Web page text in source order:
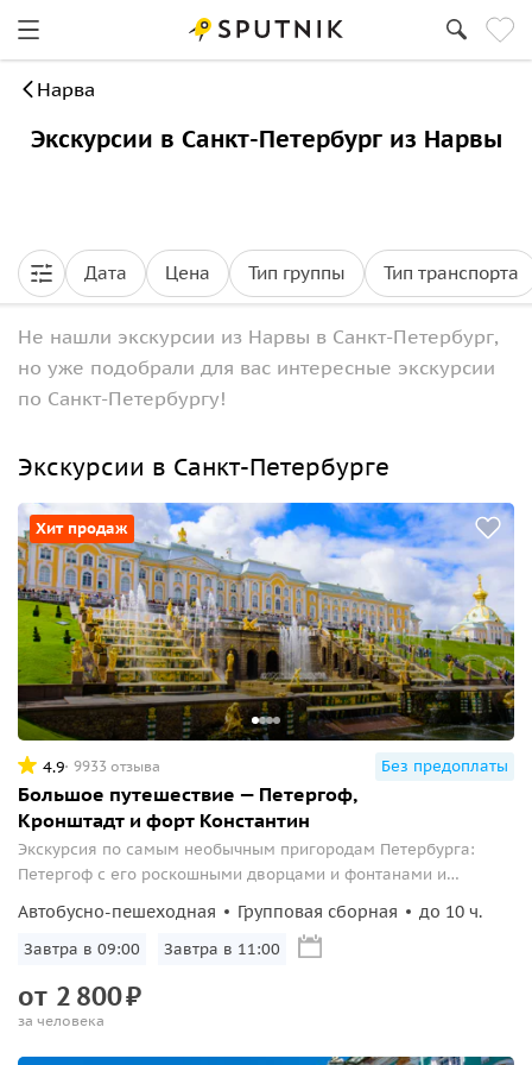
Нарва
Экскурсии в Санкт-Петербург из Нарвы
Дата Цена Тип группы Тип транспорта
Не нашли экскурсии из Нарвы в Санкт-Петербург,
но уже подобрали для вас интересные экскурсии
по Санкт-Петербургу!
Экскурсии в Санкт-Петербурге
Хит продаж
4.9 9933 отзыва Без предоплаты
Большое путешествие — Петергоф,
Кронштадт и форт Константин
Экскурсия по самым необычным пригородам Петербурга:
Петергоф с его роскошными дворцами и фонтанами и
Автобусно-пешеходная Групповая сборная до 10 ч.
Завтра в 09:00 Завтра в 11:00
от 2 800₽
за человека